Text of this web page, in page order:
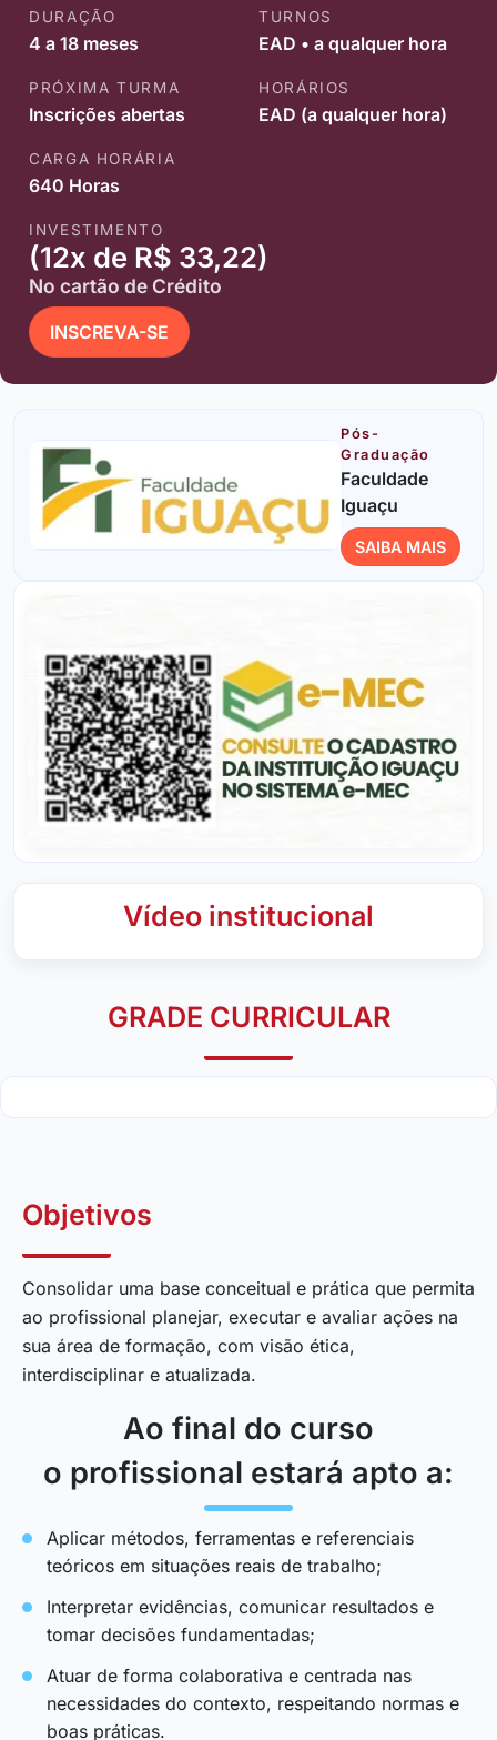
DURAÇÃO
4 a 18 meses
TURNOS
EAD • a qualquer hora
PRÓXIMA TURMA
Inscrições abertas
HORÁRIOS
EAD (a qualquer hora)
CARGA HORÁRIA
640 Horas
INVESTIMENTO
(12x de R$ 33,22)
No cartão de Crédito
INSCREVA-SE
Pós-
Graduação
Faculdade
Iguaçu
SAIBA MAIS
Vídeo institucional
GRADE CURRICULAR
Objetivos
Consolidar uma base conceitual e prática que permita
ao profissional planejar, executar e avaliar ações na
sua área de formação, com visão ética,
interdisciplinar e atualizada.
Ao final do curso
o profissional estará apto a:
Aplicar métodos, ferramentas e referenciais
teóricos em situações reais de trabalho;
Interpretar evidências, comunicar resultados e
tomar decisões fundamentadas;
Atuar de forma colaborativa e centrada nas
necessidades do contexto, respeitando normas e
boas práticas.